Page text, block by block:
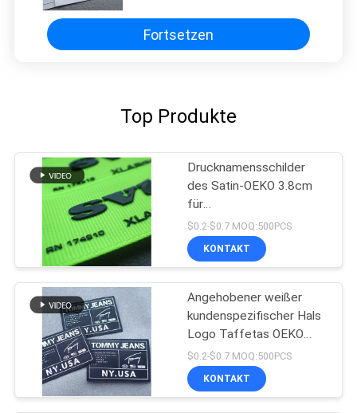
Fortsetzen
Top Produkte
Drucknamensschilder
des Satin-OEKO 3.8cm
für
Kleidungsdrucksilikonaufkleber
$0.2-$0.7 MOQ:500PCS
KONTAKT
Angehobener weißer
kundenspezifischer Hals
Logo Taffetas OEKO
beschriftet Seidendruck-
Silikon
$0.2-$0.7 MOQ:500PCS
KONTAKT